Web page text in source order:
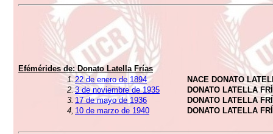
Efémérides de:Donato Latella Frías
1.22 de enero de 1894
NACE DONATO
2.3 de noviembre de 1935
DONATO LATELLA
3. 17 de mayo de 1936
DONATO LATELLA
4, 10 de marzo de 1940 DONATO LATELLA